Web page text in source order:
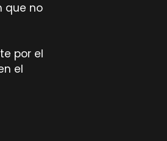
que no
por el
el